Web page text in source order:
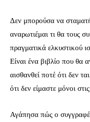
Δεν μπορούσα να
αναρωτιέμαι τι θα τους
πραγματικά
Είναι ένα βιβλίο που θα
αισθανθεί ποτέ ότι δεν
ότι δεν είμαστε μόνοι
Αγάπησα πώς ο